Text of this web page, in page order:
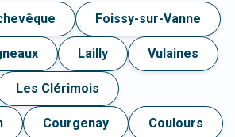
Foissy-sur-Vanne
Lailly Vulaines
Les Clérimois
Courgenay Coulours